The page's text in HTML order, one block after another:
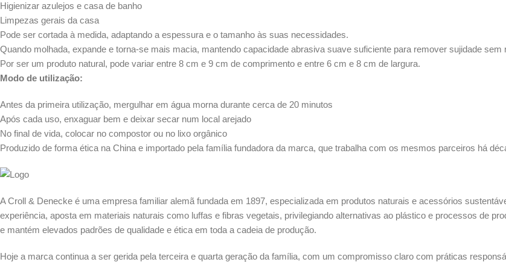
Higienizar azulejos e casa de banho
Limpezas gerais da casa
Pode ser cortada à medida, adaptando a espessura e o tamanho às suas necessidades.
Quando molhada, expande e torna-se mais macia, mantendo capacidade abrasiva suave suficiente para remover sujidade sem
Por ser um produto natural, pode variar entre 8 cm e 9 cm de comprimento e entre 6 cm e 8 cm de largura.
Modo de utilização:
Antes da primeira utilização, mergulhar em água morna durante cerca de 20 minutos
Após cada uso, enxaguar bem e deixar secar num local arejado
No final de vida, colocar no compostor ou no lixo orgânico
Produzido de forma ética na China e importado pela família fundadora da marca, que trabalha com os mesmos parceiros há
ACroll & Denecke é uma empresa familiar alemã fundada em 1897, especializada em produtos naturais e acessórios
experiência, aposta em materiais naturais como luffas e fibras vegetais, privilegiando alternativas ao plástico e processos de
e mantém elevados padrões de qualidade e ética em toda a cadeia de produção.
Hoje a marca continua a ser gerida pela terceira e quarta geração da família, com um compromisso claro com práticas